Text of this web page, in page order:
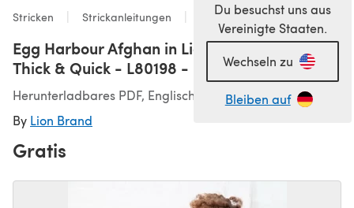
Du besuchst uns aus
Vereinigte Staaten.
Wechseln zu
Bleiben auf
Stricken Strickanleitungen Dekoration
Egg Harbour Afghan in Lion Brand Mandala
Thick & Quick - L80198 - Downloadable PDF
Herunterladbares PDF, Englisch
By Lion Brand
Gratis